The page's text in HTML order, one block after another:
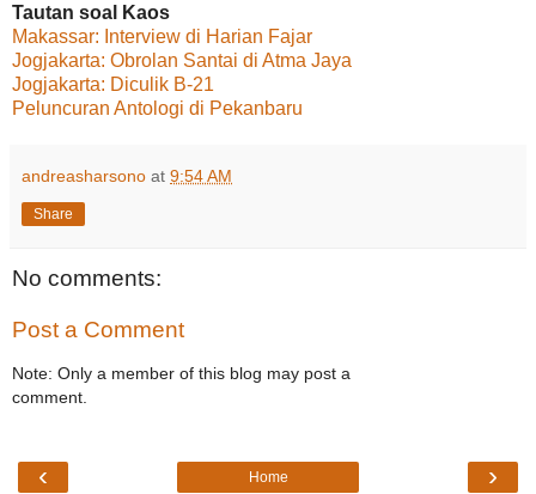
Tautan soal Kaos
Makassar: Interview di Harian Fajar
Jogjakarta: Obrolan Santai di Atma Jaya
Jogjakarta: Diculik B-21
Peluncuran Antologi di Pekanbaru
andreasharsono at 9:54 AM
Share
No comments:
Post a Comment
Note: Only a member of this blog may post a
comment.
‹ ›
Home